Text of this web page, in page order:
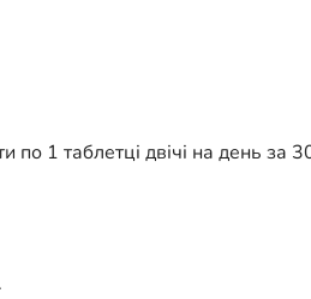
по 1 таблетці двічі на день